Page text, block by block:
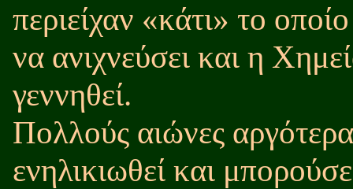
περιείχαν «κάτι» το
να ανιχνεύσει και η
γεννηθεί.
Πολλούς αιώνες
ενηλικιωθεί και